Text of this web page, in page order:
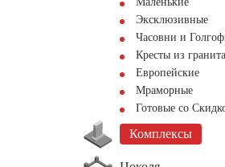
Эксклюзивные
Часовни и
Кресты из гранита
Европейские
Мраморные
Готовые со
Комплексы